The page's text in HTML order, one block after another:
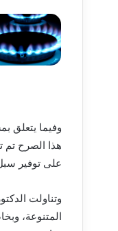
وفيما يتعلق
هذا الصرح تم
على توفير
وتناولت